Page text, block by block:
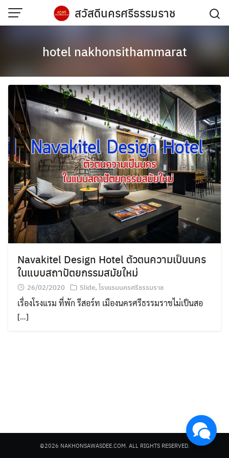
Skip
สวัสดีนครศรีธรรมราช
Search
for:
hotel nakhonsithammarat
Navakitel Design Hotel ตัวตนความเป็นนคร
ในแบบสถาปัตยกรรมสมัยใหม่
26/02/2020 Slide, โรงแรมนครศรีธรรมราช
เรื่องโรงแรม ที่พัก รีสอร์ท เมืองนครศรีธรรมราชไม่เป็นสอ
[…]
©2026 NAKHONSAWASDEE.COM. ALL RIGHTS RESERVED.